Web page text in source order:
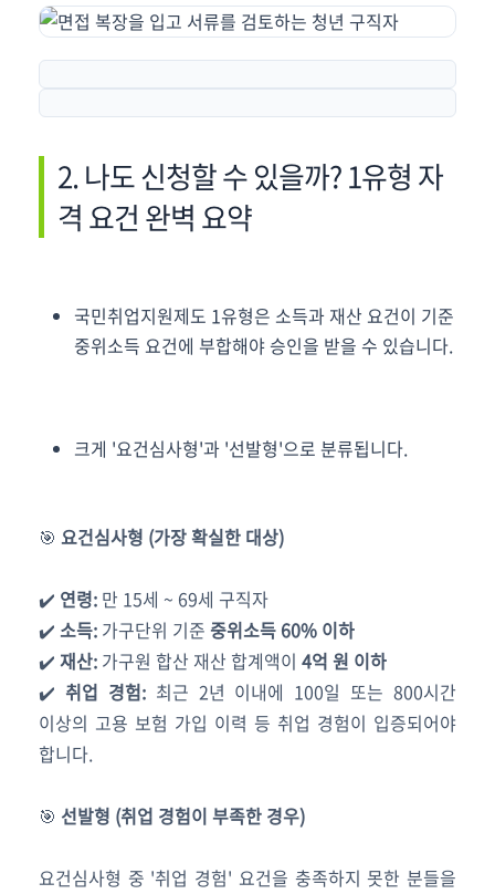
2. 나도 신청할 수 있을까? 1유형 자
격 요건 완벽 요약
국민취업지원제도 1유형은 소득과 재산 요건이 기준
중위소득 요건에 부합해야 승인을 받을 수 있습니다.
크게 '요건심사형'과 '선발형'으로 분류됩니다.
🎯 요건심사형 (가장 확실한 대상)
✔️ 연령: 만 15세 ~ 69세 구직자
✔️ 소득: 가구단위 기준 중위소득 60% 이하
✔️ 재산: 가구원 합산 재산 합계액이 4억 원 이하
✔️ 취업 경험:최근 2년 이내에 100일 또는 800시간
이상의 고용 보험 가입 이력 등 취업 경험이 입증되어야
합니다.
🎯 선발형 (취업 경험이 부족한 경우)
요건심사형 중 '취업 경험' 요건을 충족하지 못한 분들을